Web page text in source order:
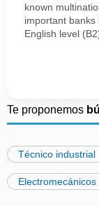
known
important banks
English level
Te proponemos
Técnico industrial
Electromecánicos